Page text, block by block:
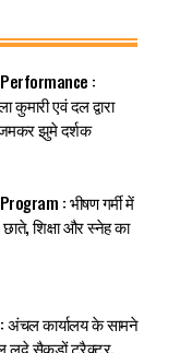
:
कुमारी एवं दल द्वारा
झुमे दर्शक
: भीषण गर्मी में
शिक्षा और स्नेह का
कार्यालय के सामने
लदे सैकड़ों ट्रैक्टर,